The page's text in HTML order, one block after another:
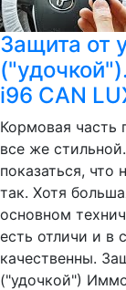
Защита от
i96 CAN
Кормовая часть
все же
показаться, что
так. Хотя
основном
есть отличи и в
качественны.
("удочкой")